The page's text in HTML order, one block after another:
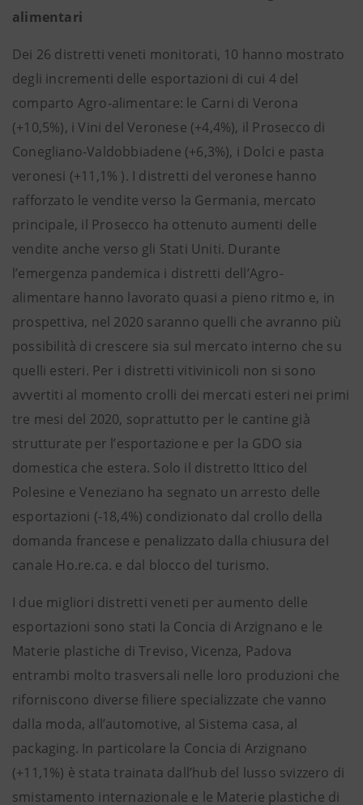
alimentari
Dei 26 distretti veneti monitorati, 10 hanno mostrato
degli incrementi delle esportazioni di cui 4 del
comparto Agro-alimentare: le Carni di Verona
(+10,5%), i Vini del Veronese (+4,4%), il Prosecco di
Conegliano-Valdobbiadene (+6,3%), i Dolci e pasta
veronesi (+11,1% ). I distretti del veronese hanno
rafforzato le vendite verso la Germania, mercato
principale, il Prosecco ha ottenuto aumenti delle
vendite anche verso gli Stati Uniti. Durante
l’emergenza pandemica i distretti dell’Agro-
alimentare hanno lavorato quasi a pieno ritmo e, in
prospettiva, nel 2020 saranno quelli che avranno più
possibilità di crescere sia sul mercato interno che su
quelli esteri. Per i distretti vitivinicoli non si sono
avvertiti al momento crolli dei mercati esteri nei primi
tre mesi del 2020, soprattutto per le cantine già
strutturate per l’esportazione e per la GDO sia
domestica che estera. Solo il distretto Ittico del
Polesine e Veneziano ha segnato un arresto delle
esportazioni (-18,4%) condizionato dal crollo della
domanda francese e penalizzato dalla chiusura del
canale Ho.re.ca. e dal blocco del turismo.
I due migliori distretti veneti per aumento delle
esportazioni sono stati la Concia di Arzignano e le
Materie plastiche di Treviso, Vicenza, Padova
entrambi molto trasversali nelle loro produzioni che
riforniscono diverse filiere specializzate che vanno
dalla moda, all’automotive, al Sistema casa, al
packaging. In particolare la Concia di Arzignano
(+11,1%) è stata trainata dall’hub del lusso svizzero di
smistamento internazionale e le Materie plastiche di